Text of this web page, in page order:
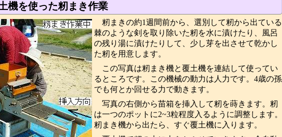
機を使った籾まき作業
籾まきの約1週間前から、選別して籾から出ている
棘のような剣を取り除いた籾を水に漬けたり、風呂
の残り湯に漬けたりして、少し芽を出させて乾かし
た籾を用意します。
この写真は籾まき機と覆土機を連結して使ってい
るところです。この機械の動力は人力です。4歳の孫
でも何とか回せる力で動きます。
写真の右側から苗箱を挿入して籾を蒔きます。籾
は一つのポットに2~3粒程度入るように調整します。
籾まき機から出たら、すぐ覆土機に入ります。